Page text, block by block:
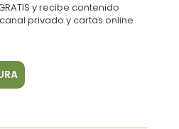
y recibe contenido
privado y cartas online